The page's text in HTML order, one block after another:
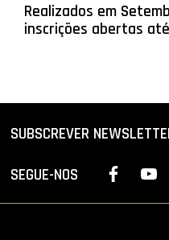
Realizados em
inscrições abertas
SUBSCREVER
SEGUE-NOS